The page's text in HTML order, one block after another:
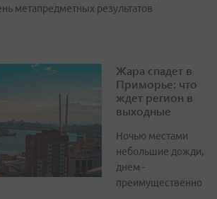
метапредметных результатов
Жара спадет в
Приморье: что
ждет регион в
выходные
Ночью местами
небольшие дожди,
днем -
преимущественно